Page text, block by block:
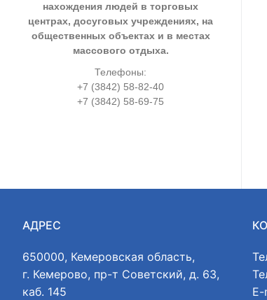
нахождения людей в торговых
центрах, досуговых учреждениях, на
общественных объектах и в местах
массового отдыха.
Телефоны:
+7 (3842) 58-82-40
+7 (3842) 58-69-75
АДРЕС
650000, Кемеровская область,
г. Кемерово, пр-т Советский, д. 63,
каб. 145
E-